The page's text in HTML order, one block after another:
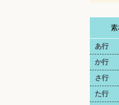
あ行
か行
さ行
た行